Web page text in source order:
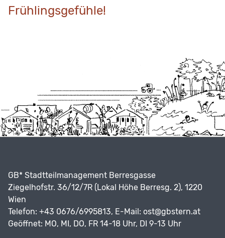
Frühlingsgefühle!
GB* Stadtteilmanagement Berresgasse
Ziegelhofstr. 36/12/7R (Lokal Höhe Berresg. 2), 1220
Wien
Telefon: +43 0676/6995813, E-Mail: ost@gbstern.at
Geöffnet: MO, MI, DO, FR 14-18 Uhr, DI 9-13 Uhr